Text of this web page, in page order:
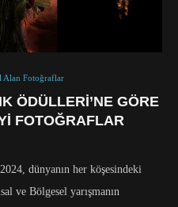
Alan Fotoğraflar
ÖDÜLLERI’NE GÖRE
FOTOĞRAFLAR
2024, dünyanın her köşesindeki
ve Bölgesel yarışmanın